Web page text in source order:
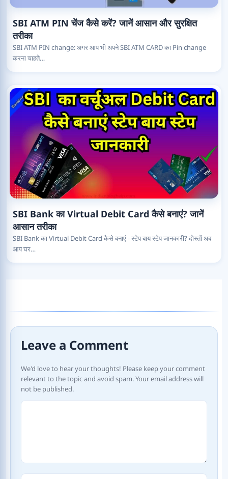
SBI ATM PIN चेंज कैसे करें? जानें आसान और सुरक्षित
तरीका
SBI ATM PIN change: अगर आप भी अपने SBI ATM CARD का Pin change
करना चाहते…
SBI Bank का Virtual Debit Card कैसे बनाएं? जानें
आसान तरीका
SBI Bank का Virtual Debit Card कैसे बनाएं - स्टेप बाय स्टेप जानकारी? दोस्तों अब
आप घर…
Leave a Comment
We'd love to hear your thoughts! Please keep your comment
relevant to the topic and avoid spam. Your email address will
not be published.
Comment